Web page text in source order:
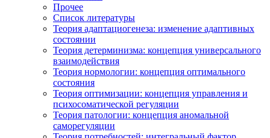
Прочее
Список литературы
Теория адаптациогенеза: изменение адаптивных
состоянии
Теория детерминизма: концепция универсального
взаимодействия
Теория нормологии: концепция оптимального
состояния
Теория оптимизации: концепция управления и
психосоматической регуляции
Теория патологии: концепция аномальной
саморегуляции